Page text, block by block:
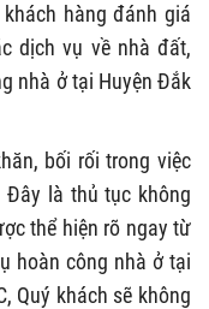
hàng đánh giá
dịch vụ về nhà đất,
nhà ở tại Huyện Đắk
bối rối trong việc
là thủ tục không
thể hiện rõ ngay từ
hoàn công nhà ở tại
Quý khách sẽ không